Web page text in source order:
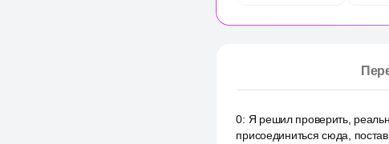
0: Я решил проверить,
присоединиться сюда,